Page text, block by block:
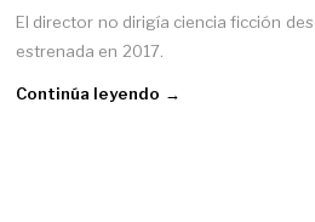
El director no dirigía ciencia ficción
estrenada en 2017.
Continúa leyendo →